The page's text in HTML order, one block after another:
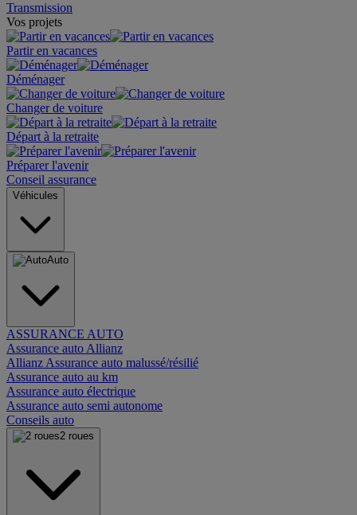
Transmission
Vos projets
Partir en vacances
Déménager
Changer de voiture
Départ à la retraite
Préparer l'avenir
Conseil assurance
Véhicules
Auto
ASSURANCE AUTO
Assurance auto Allianz
Allianz Assurance auto malussé/résilié
Assurance auto au km
Assurance auto électrique
Assurance auto semi autonome
Conseils auto
2 roues